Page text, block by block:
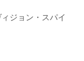
ジョン・スパイ